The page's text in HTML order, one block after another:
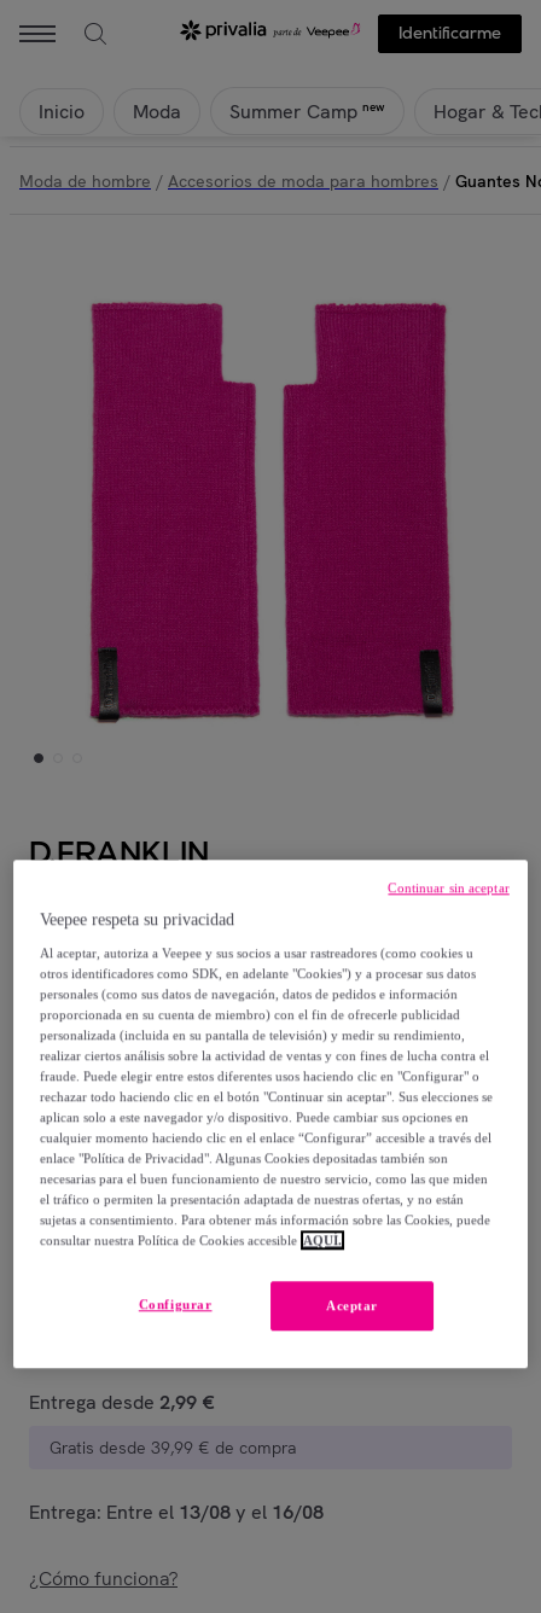
Identificarme
Inicio Moda Summer Camp new Hogar &
Moda de hombre / Accesorios de moda para hombres / Guantes
D.FRANKLIN
Guantes Nordic TRK Knitted Fingerless
Gloves Fucsia D.Franklin
Modelo: FUCH
12,99 €
29, €
-56%
Vendido porD.Franklin
Están agotándose
Entrega desde 2,99 €
Gratis desde 39,99 € de compra
Entrega: Entre el 13/08y el 16/08
¿Cómo funciona?
Veepee respeta su privacidad
Al aceptar, autoriza a Veepee y sus socios a usar rastreadores (como cookies u
otros identificadores como SDK, en adelante "Cookies") y a procesar sus datos
personales (como sus datos de navegación, datos de pedidos e información
proporcionada en su cuenta de miembro) con el fin de ofrecerle publicidad
personalizada (incluida en su pantalla de televisión) y medir su rendimiento,
realizar ciertos análisis sobre la actividad de ventas y con fines de lucha contra el
fraude. Puede elegir entre estos diferentes usos haciendo clic en "Configurar" o
rechazar todo haciendo clic en el botón "Continuar sin aceptar". Sus elecciones se
aplican solo a este navegador y/o dispositivo. Puede cambiar sus opciones en
cualquier momento haciendo clic en el enlace “Configurar” accesible a través del
enlace "Política de Privacidad". Algunas Cookies depositadas también son
necesarias para el buen funcionamiento de nuestro servicio, como las que miden
el tráfico o permiten la presentación adaptada de nuestras ofertas, y no están
sujetas a consentimiento. Para obtener más información sobre las Cookies, puede
consultar nuestra Política de Cookies accesible AQUÍ.
Aceptar
Configurar
Continuar sin aceptar